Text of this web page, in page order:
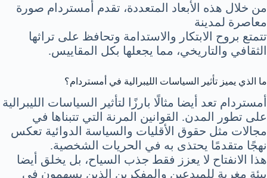
من خلال هذه الأبعاد المتعددة، تقدم أمستردام صورة
معاصرة لمدينة
تتمتع بروح الابتكار والاستدامة وتحافظ على تراثها
الثقافي والتاريخي، مما يجعلها بكل المقاييس.
ما الذي يميز تأثير السياسات الليبرالية في أمستردام؟
أمستردام تعد أيضا مثالًا بارزًا لتأثير السياسات الليبرالية
على تطور المدن. القوانين المرنة التي تتبناها في
مجالات مثل حقوق الأقليات والسياسة الدوائية تعكس
نهجًا متقدمًا يحتذى به في الحريات الشخصية.
هذا الانفتاح لا يعزز فقط جذب السياح، بل يخلق أيضا
بيئة مغرية للمبدعين والمفكرين الذين يسهمون في